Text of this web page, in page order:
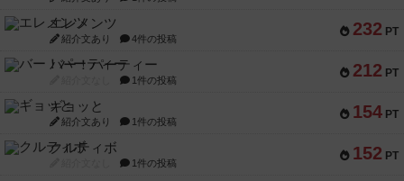
232 PT
エレメンツ
紹介文あり 4件の投稿
212 PT
バー！パーティー
1件の投稿
154 PT
ギョッと
紹介文あり 1件の投稿
152 PT
クルティボ
1件の投稿